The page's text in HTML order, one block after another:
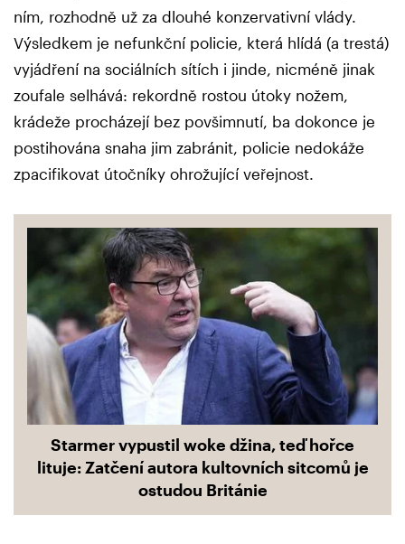
ním, rozhodně už za dlouhé konzervativní vlády.
Výsledkem je nefunkční policie, která hlídá (a trestá)
vyjádření na sociálních sítích i jinde, nicméně jinak
zoufale selhává: rekordně rostou útoky nožem,
krádeže procházejí bez povšimnutí, ba dokonce je
postihována snaha jim zabránit, policie nedokáže
zpacifikovat útočníky ohrožující veřejnost.
Starmer vypustil woke džina, teď hořce
lituje: Zatčení autora kultovních sitcomů je
ostudou Británie